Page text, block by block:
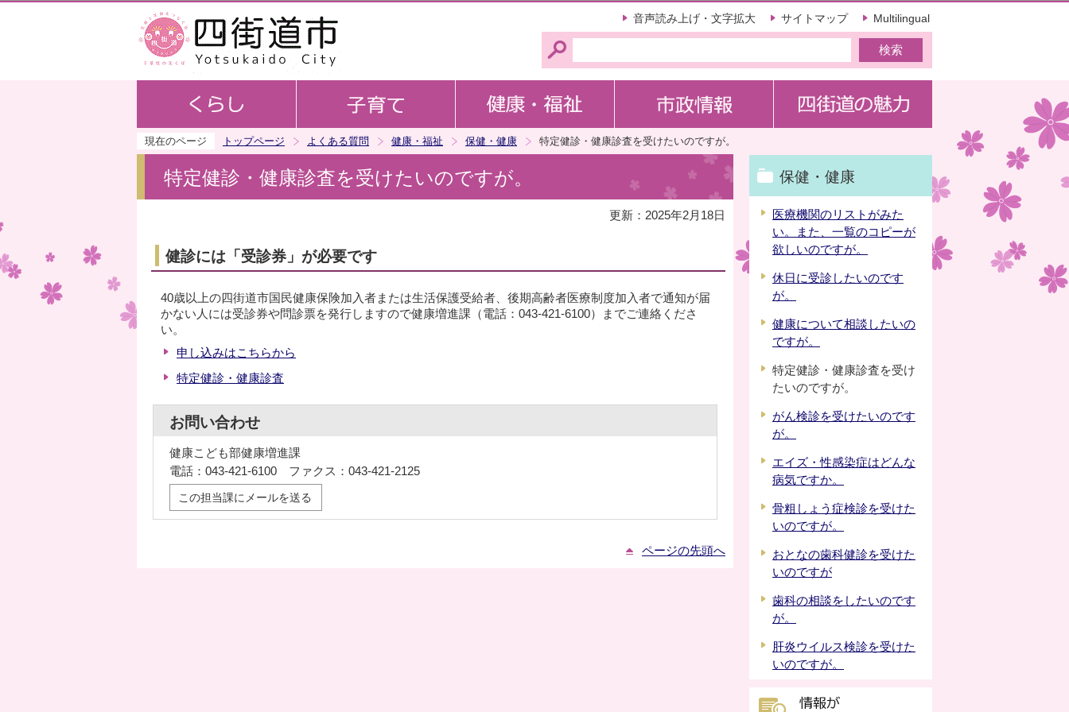
音声読み上げ・文字拡大 サイトマップ Multilingual
現在のページ トップページ よくある質問 健康・福祉 保健・健康 特定健診・健康診査を受けたいのですが。
特定健診・健康診査を受けたいのですが。
更新：2025年2月18日
健診には「受診券」が必要です
40歳以上の四街道市国民健康保険加入者または生活保護受給者、後期高齢者医療制度加入者で通知が届
かない人には受診券や問診票を発行しますので健康増進課（電話：043-421-6100）までご連絡くださ
い。
申し込みはこちらから
特定健診・健康診査
お問い合わせ
健康こども部健康増進課
電話：043-421-6100 ファクス：043-421-2125
この担当課にメールを送る
ページの先頭へ
保健・健康
医療機関のリストがみた
い。また、一覧のコピーが
欲しいのですが。
休日に受診したいのです
が。
健康について相談したいの
ですが。
特定健診・健康診査を受け
たいのですが。
がん検診を受けたいのです
が。
エイズ・性感染症はどんな
病気ですか。
骨粗しょう症検診を受けた
いのですが。
おとなの歯科健診を受けた
いのですが
歯科の相談をしたいのです
が。
肝炎ウイルス検診を受けた
いのですが。